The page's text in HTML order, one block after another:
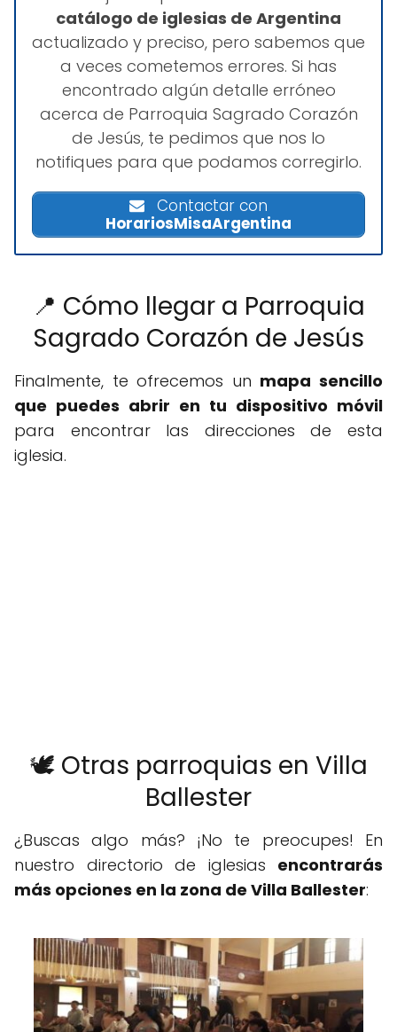
catálogo de iglesias de Argentina
actualizado y preciso, pero sabemos que
a veces cometemos errores. Si has
encontrado algún detalle erróneo
acerca de Parroquia Sagrado Corazón
de Jesús, te pedimos que nos lo
notifiques para que podamos corregirlo.
Contactar con
HorariosMisaArgentina
📍 Cómo llegar a Parroquia
Sagrado Corazón de Jesús
Finalmente, te ofrecemos un mapa sencillo
que puedes abrir en tu dispositivo móvil
para encontrar las direcciones de esta
iglesia.
🕊️ Otras parroquias en Villa
Ballester
¿Buscas algo más? ¡No te preocupes! En
nuestro directorio de iglesias encontrarás
más opciones en la zona de Villa Ballester: